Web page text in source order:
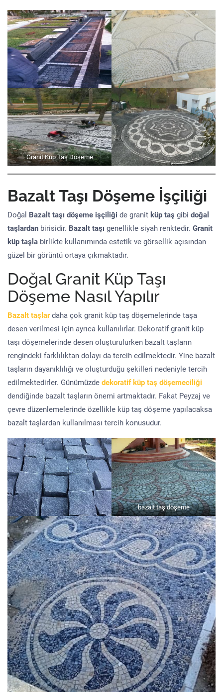
Granit Küp Taş Döşeme
Bazalt Taşı Döşeme İşçiliği
Doğal Bazalt taşı döşeme işçiliği de granit küp taş gibi doğal
taşlardan birisidir. Bazalt taşı genellikle siyah renktedir. Granit
küp taşla birlikte kullanımında estetik ve görsellik açısından
güzel bir görüntü ortaya çıkmaktadır.
Doğal Granit Küp Taşı
Döşeme Nasıl Yapılır
Bazalt taşlardaha çok granit küp taş döşemelerinde taşa
desen verilmesi için ayrıca kullanılırlar. Dekoratif granit küp
taşı döşemelerinde desen oluşturulurken bazalt taşların
rengindeki farklılıktan dolayı da tercih edilmektedir. Yine bazalt
taşların dayanıklılığı ve oluşturduğu şekilleri nedeniyle tercih
edilmektedirler. Günümüzde dekoratif küp taş döşemeciliği
dendiğinde bazalt taşların önemi artmaktadır. Fakat Peyzaj ve
çevre düzenlemelerinde özellikle küp taş döşeme yapılacaksa
bazalt taşlardan kullanılması tercih konusudur.
bazalt taş döşeme